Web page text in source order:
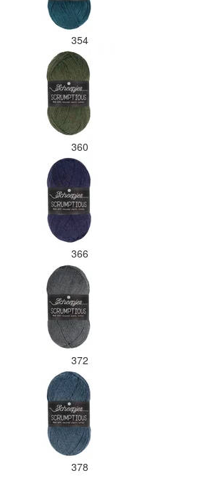
354
360
366
372
378